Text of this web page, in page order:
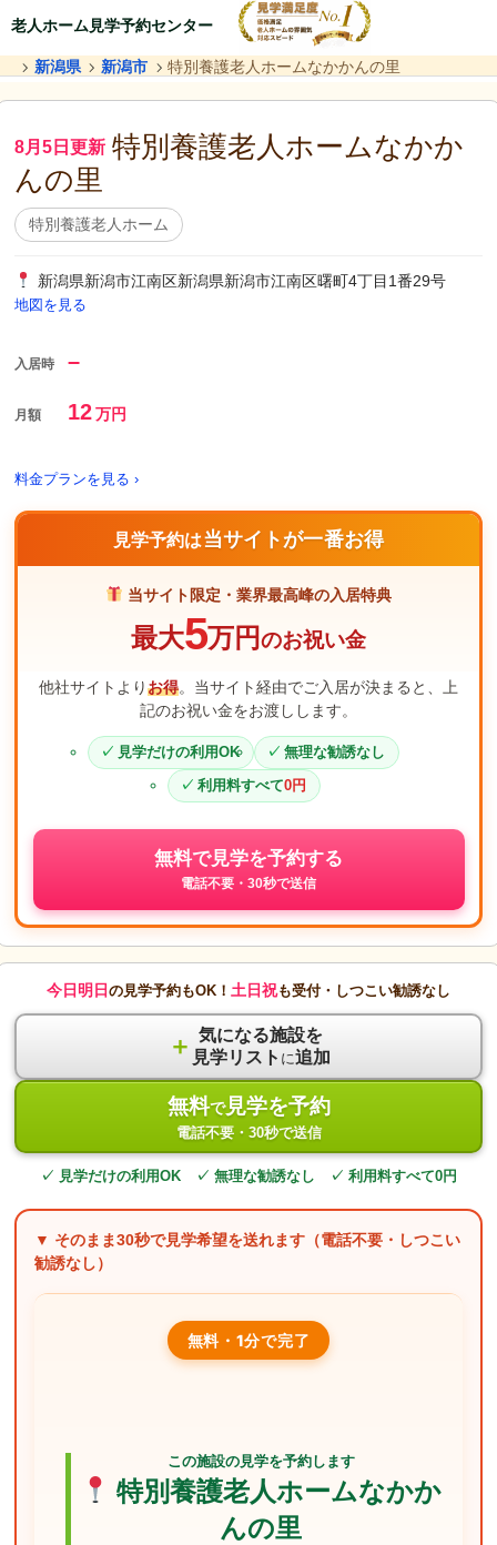
老人ホーム見学予約センター
新潟県 新潟市 特別養護老人ホームなかかんの里
8月5日更新 特別養護老人ホームなかか
んの里
特別養護老人ホーム
新潟県新潟市江南区新潟県新潟市江南区曙町4丁目1番29号
地図を見る
入居時 –
月額 12万円
料金プランを見る ›
見学予約は当サイトが一番お得
当サイト限定・業界最高峰の入居特典
最大5万円のお祝い金
他社サイトよりお得。当サイト経由でご入居が決まると、上
記のお祝い金をお渡しします。
見学だけの利用OK
無理な勧誘なし
利用料すべて0円
無料で見学を予約する
電話不要・30秒で送信
今日明日 の見学予約もOK！ 土日祝も受付・しつこい勧誘なし
＋ 気になる施設を
見学リスト に追加
無料で見学を予約
電話不要・30秒で送信
✓ 見学だけの利用OK ✓ 無理な勧誘なし ✓ 利用料すべて0円
▼ そのまま30秒で見学希望を送れます（電話不要・しつこい
勧誘なし）
無料・1分で完了
この施設の見学を予約します
特別養護老人ホームなかか
んの里